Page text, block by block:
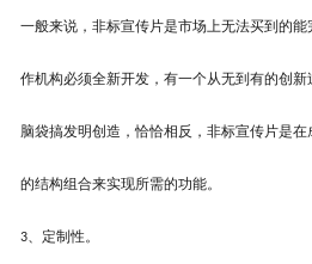
一般来说，非标宣传片是市场上无法买到的能
作机构必须全新开发，有一个从无到有的创
脑袋搞发明创造，恰恰相反，非标宣传片是在
的结构组合来实现所需的功能。
3、定制性。